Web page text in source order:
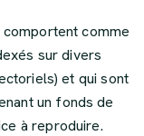
comme
sur divers
et qui sont
un fonds de
à reproduire.